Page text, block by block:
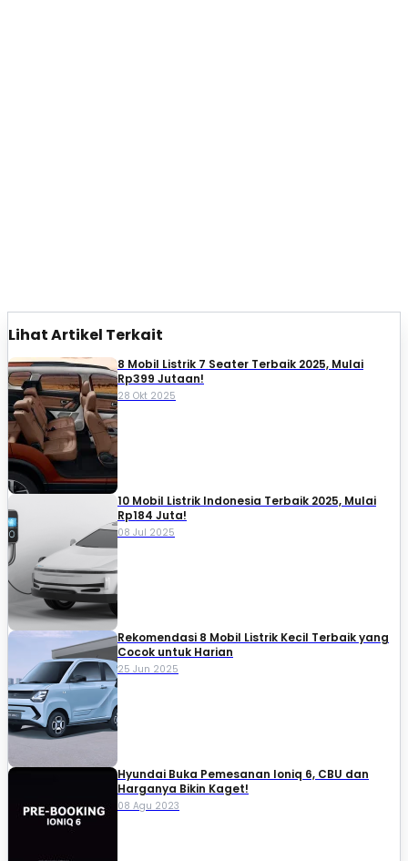
Lihat Artikel Terkait
8 Mobil Listrik 7 Seater Terbaik 2025, Mulai
Rp399 Jutaan!
28 Okt 2025
10 Mobil Listrik Indonesia Terbaik 2025, Mulai
Rp184 Juta!
08 Jul 2025
Rekomendasi 8 Mobil Listrik Kecil Terbaik yang
Cocok untuk Harian
25 Jun 2025
Hyundai Buka Pemesanan Ioniq 6, CBU dan
Harganya Bikin Kaget!
08 Agu 2023